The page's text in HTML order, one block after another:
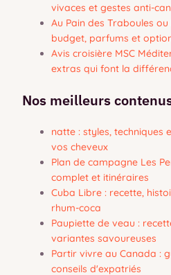
vivaces et gestes anti-
Au Pain des Traboules
budget, parfums et
Avis croisière MSC
extras qui font la
Nos meilleurs
natte : styles, techniques
vos cheveux
Plan de campagne Les
complet et itinéraires
Cuba Libre : recette,
rhum-coca
Paupiette de veau :
variantes savoureuses
Partir vivre au Canada :
conseils d'expatriés